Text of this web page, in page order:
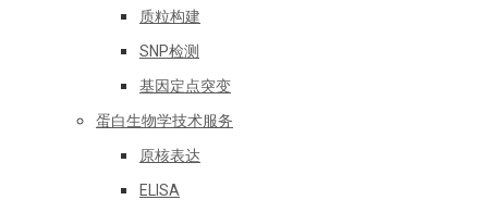
质粒构建
SNP检测
基因定点突变
蛋白生物学技术服务
原核表达
ELISA